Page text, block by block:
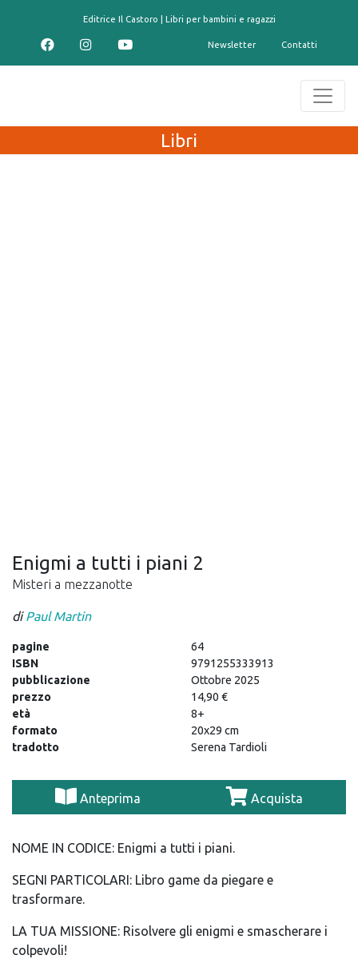
Editrice Il Castoro | Libri per bambini e ragazzi
Newsletter Contatti
Libri
Enigmi a tutti i piani 2
Misteri a mezzanotte
diPaul Martin
pagine
64
ISBN
9791255333913
pubblicazione
Ottobre 2025
prezzo
14,90 €
età
8+
formato
20x29 cm
tradotto
Serena Tardioli
Anteprima Acquista
NOME IN CODICE: Enigmi a tutti i piani.
SEGNI PARTICOLARI: Libro game da piegare e
trasformare.
LA TUA MISSIONE: Risolvere gli enigmi e smascherare i
colpevoli!